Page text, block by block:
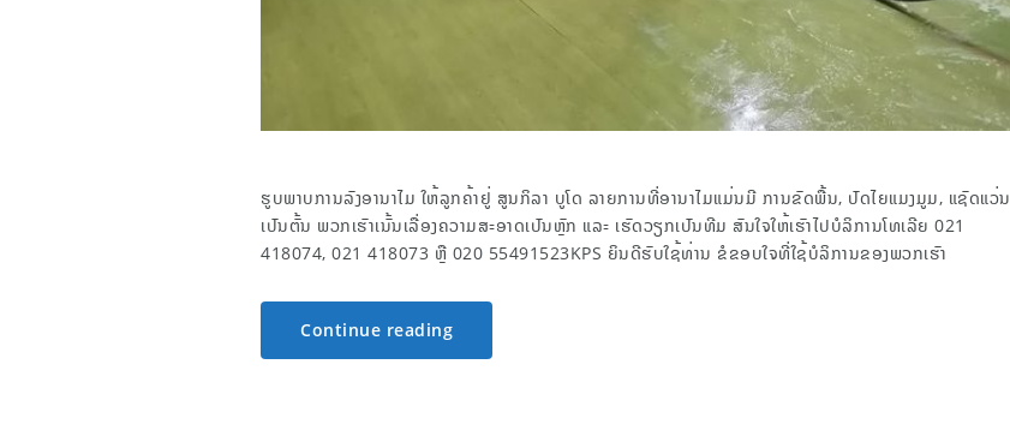
ຮູບພາບການລົງອານາໄມ ໃຫ້ລູກຄ້າຢູ່ ສູນກິລາ ບູໂດ ລາຍການທີ່ອານາໄມແມ່ນມີ ການຂັດພື້ນ, ປັດໄຍແມງມູມ, ແຊັດແວ່ນ
ເປັນຕົ້ນ ພວກເຮົາເນັ້ນເລື່ອງຄວາມສະອາດເປັນຫຼັກ ແລະ ເຮັດວຽກເປັນທີມ ສົນໃຈໃຫ້ເຮົາໄປບໍລິການໂທເລີຍ 021
418074, 021 418073 ຫຼື 020 55491523KPS ຍິນດີຮັບໃຊ້ທ່ານ ຂໍຂອບໃຈທີ່ໃຊ້ບໍລິການຂອງພວກເຮົາ
Continue reading